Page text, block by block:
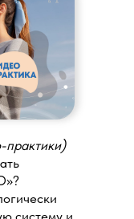
практики)
систему и